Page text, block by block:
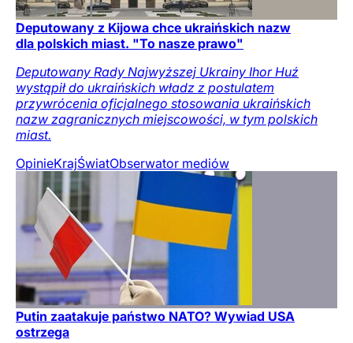
Deputowany z Kijowa chce ukraińskich nazw
dla polskich miast. "To nasze prawo"
Deputowany Rady Najwyższej Ukrainy Ihor Huź
wystąpił do ukraińskich władz z postulatem
przywrócenia oficjalnego stosowania ukraińskich
nazw zagranicznych miejscowości, w tym polskich
miast.
OpinieKrajŚwiatObserwator mediów
Putin zaatakuje państwo NATO? Wywiad USA
ostrzega